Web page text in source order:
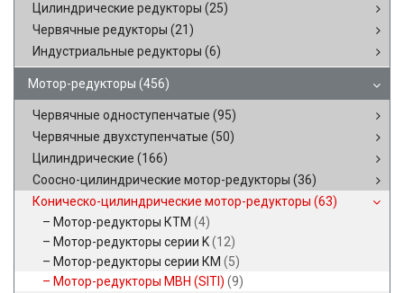
Цилиндрические редукторы (25)
Червячные редукторы (21)
Индустриальные редукторы (6)
Мотор-редукторы (456)
Червячные одноступенчатые (95)
Червячные двухступенчатые (50)
Цилиндрические (166)
Соосно-цилиндрические мотор-редукторы (36)
Коническо-цилиндрические мотор-редукторы (63)
Мотор-редукторы КТМ (4)
Мотор-редукторы серии K(12)
Мотор-редукторы серии КМ (5)
Мотор-редукторы MBH (SITI) (9)